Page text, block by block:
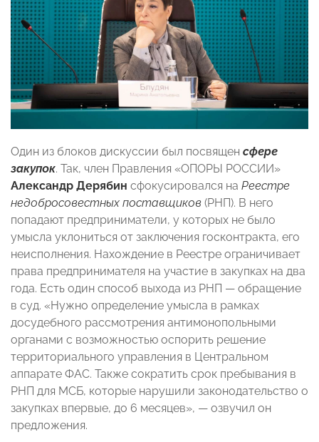
Один из блоков дискуссии был посвящен сфере
закупок. Так, член Правления «ОПОРЫ РОССИИ»
Александр Дерябин сфокусировался на Реестре
недобросовестных поставщиков (РНП). В него
попадают предприниматели, у которых не было
умысла уклониться от заключения госконтракта, его
неисполнения. Нахождение в Реестре ограничивает
права предпринимателя на участие в закупках на два
года. Есть один способ выхода из РНП — обращение
в суд. «Нужно определение умысла в рамках
досудебного рассмотрения антимонопольными
органами с возможностью оспорить решение
территориального управления в Центральном
аппарате ФАС. Также сократить срок пребывания в
РНП для МСБ, которые нарушили законодательство о
закупках впервые, до 6 месяцев», — озвучил он
предложения.